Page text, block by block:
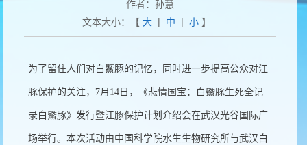
作者：孙慧
文本大小：【 大| 中 | 小】
为了留住人们对白鱀豚的记忆，同时进一步提高公众对江
豚保护的关注，7月14日，《悲情国宝：白鱀豚生死全记
录白鱀豚》发行暨江豚保护计划介绍会在武汉光谷国际广
场举行。本次活动由中国科学院水生生物研究所与武汉白